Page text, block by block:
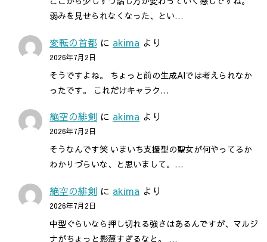
弱みを見せられなくなった、とい…
変転の首都 に akima より
2026年7月2日
そうですよね。 ちょっと前の生成AIでは考えられなか
ったです。 これだけキャラク…
絶空の緋剣 に akima より
2026年7月2日
そうなんです笑 いまいち支援型の聖女が何やってるか
わかりづらいな、と思いまして。…
絶空の緋剣 に akima より
2026年7月2日
中型ぐらいなら押し切れる強さはあるんですが、マルジ
ナがちょっと影薄すぎるなと。 …